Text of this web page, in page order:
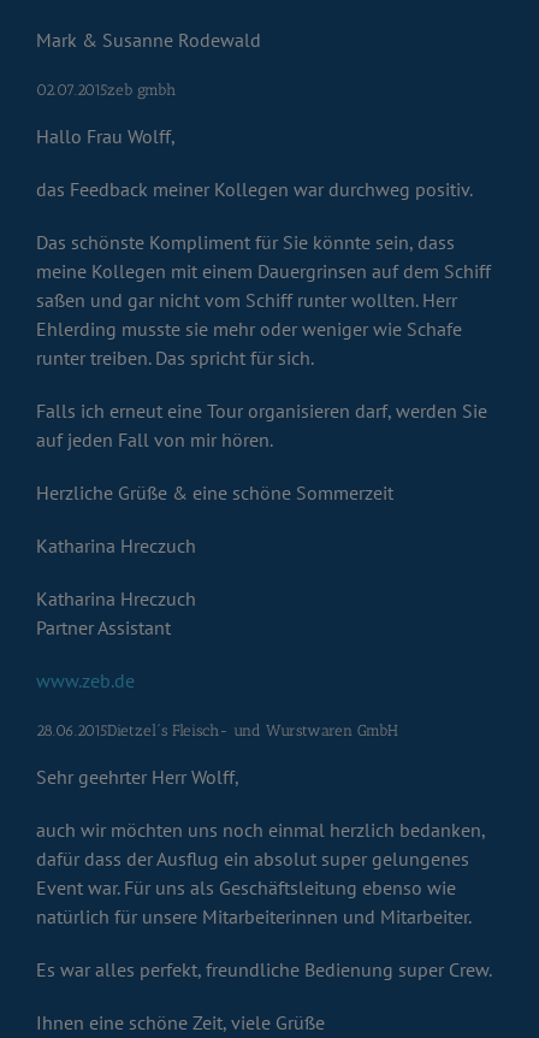
Mark & Susanne Rodewald
02.07.2015zeb gmbh
Hallo Frau Wolff,
das Feedback meiner Kollegen war durchweg positiv.
Das schönste Kompliment für Sie könnte sein, dass
meine Kollegen mit einem Dauergrinsen auf dem Schiff
saßen und gar nicht vom Schiff runter wollten. Herr
Ehlerding musste sie mehr oder weniger wie Schafe
runter treiben. Das spricht für sich.
Falls ich erneut eine Tour organisieren darf, werden Sie
auf jeden Fall von mir hören.
Herzliche Grüße & eine schöne Sommerzeit
Katharina Hreczuch
Katharina Hreczuch
Partner Assistant
www.zeb.de
28.06.2015Dietzel´s Fleisch- und Wurstwaren GmbH
Sehr geehrter Herr Wolff,
auch wir möchten uns noch einmal herzlich bedanken,
dafür dass der Ausflug ein absolut super gelungenes
Event war. Für uns als Geschäftsleitung ebenso wie
natürlich für unsere Mitarbeiterinnen und Mitarbeiter.
Es war alles perfekt, freundliche Bedienung super Crew.
Ihnen eine schöne Zeit, viele Grüße